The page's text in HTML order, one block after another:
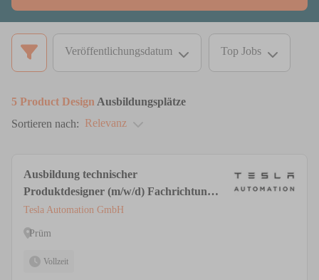
Veröffentlichungsdatum Top Jobs
5 Product Design Ausbildungsplätze
Sortieren nach: Relevanz
Ausbildung technischer
Produktdesigner (m/w/d) Fachrichtung
Maschinen-/ Anlagenkonstruktion
Tesla Automation GmbH
Prüm
Vollzeit